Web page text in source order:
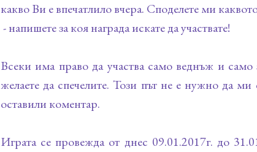
какво Ви е впечатлило вчера. Споделете ми
- напишете за коя награда искате да участвате!
Всеки има право да участва само веднъж и само
желаете да спечелите. Този път не е нужно да
оставили коментар.
Играта се провежда от днес 09.01.2017г. до